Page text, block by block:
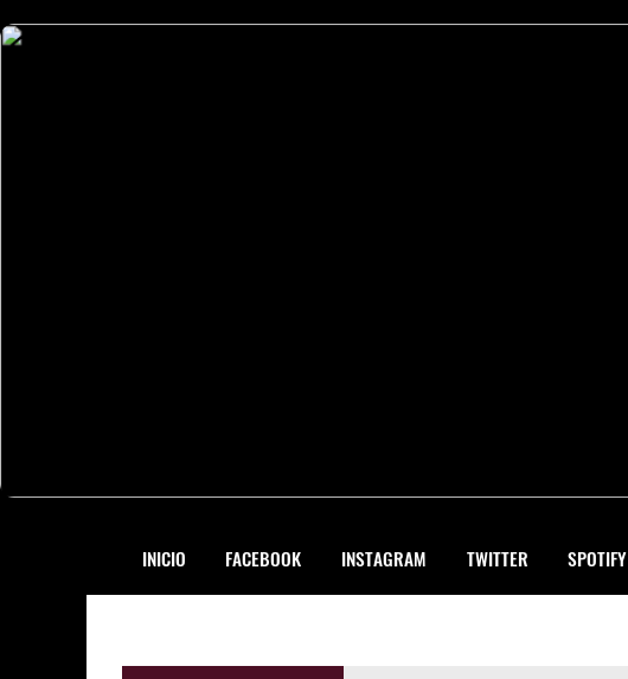
INICIO FACEBOOK INSTAGRAM TWITTER SPOTIFY